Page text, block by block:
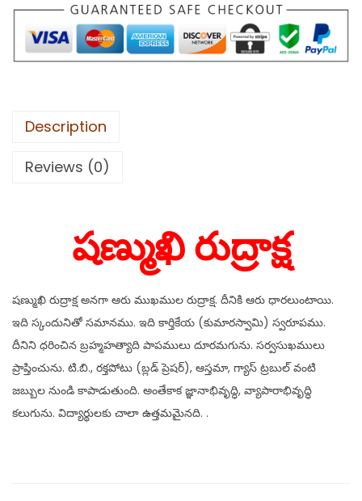
Description
Reviews (0)
షణ్ముఖి రుద్రాక్ష
షణ్ముఖి రుద్రాక్ష అనగా ఆరు ముఖముల రుద్రాక్ష. దీనికి ఆరు ధారలుంటాయి.
ఇది స్కందునితో సమానము. ఇది కార్తికేయ (కుమారస్వామి) స్వరూపము.
దీనిని ధరించిన బ్రహ్మహత్యాది పాపములు దూరమగును. సర్వసుఖములు
ప్రాప్తించును. టి.బి., రక్తపోటు (బ్లడ్ ప్రెషర్), ఆస్తమా, గ్యాస్ ట్రబుల్ వంటి
జబ్బుల నుండి కాపాడుతుంది. అంతేకాక జ్ఞానాభివృద్ధి, వ్యాపారాభివృద్ధి
కలుగును. విద్యార్థులకు చాలా ఉత్తమమైనది. .